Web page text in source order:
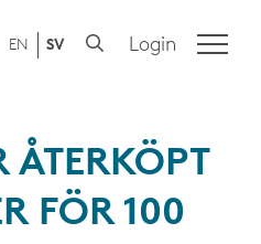
EN SV Login
ÅTERKÖPT
FÖR 100